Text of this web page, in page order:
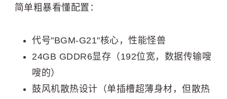
简单粗暴看懂配置：
代号"BGM-G21"核心，性能怪兽
24GB GDDR6显存（192位宽，数据传输嗖
嗖的）
鼓风机散热设计（单插槽超薄身材，但散热